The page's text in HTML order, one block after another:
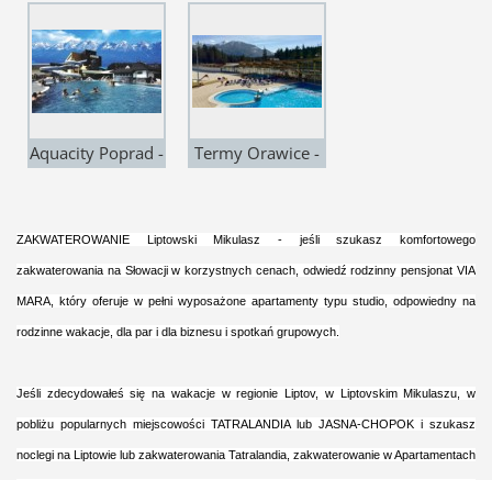
Aquacity Poprad -
Termy Orawice -
ZAKWATEROWANIE Liptowski Mikulasz - jeśli szukasz komfortowego
zakwaterowania na Słowacji w korzystnych cenach, odwiedź rodzinny pensjonat VIA
MARA, który oferuje w pełni wyposażone apartamenty typu studio, odpowiedny na
rodzinne wakacje, dla par i dla biznesu i spotkań grupowych.
Jeśli zdecydowałeś się na wakacje w regionie Liptov, w Liptovskim Mikulaszu, w
pobliżu popularnych miejscowości TATRALANDIA lub JASNA-CHOPOK i szukasz
noclegi na Liptowie lub zakwaterowania Tatralandia, zakwaterowanie w Apartamentach